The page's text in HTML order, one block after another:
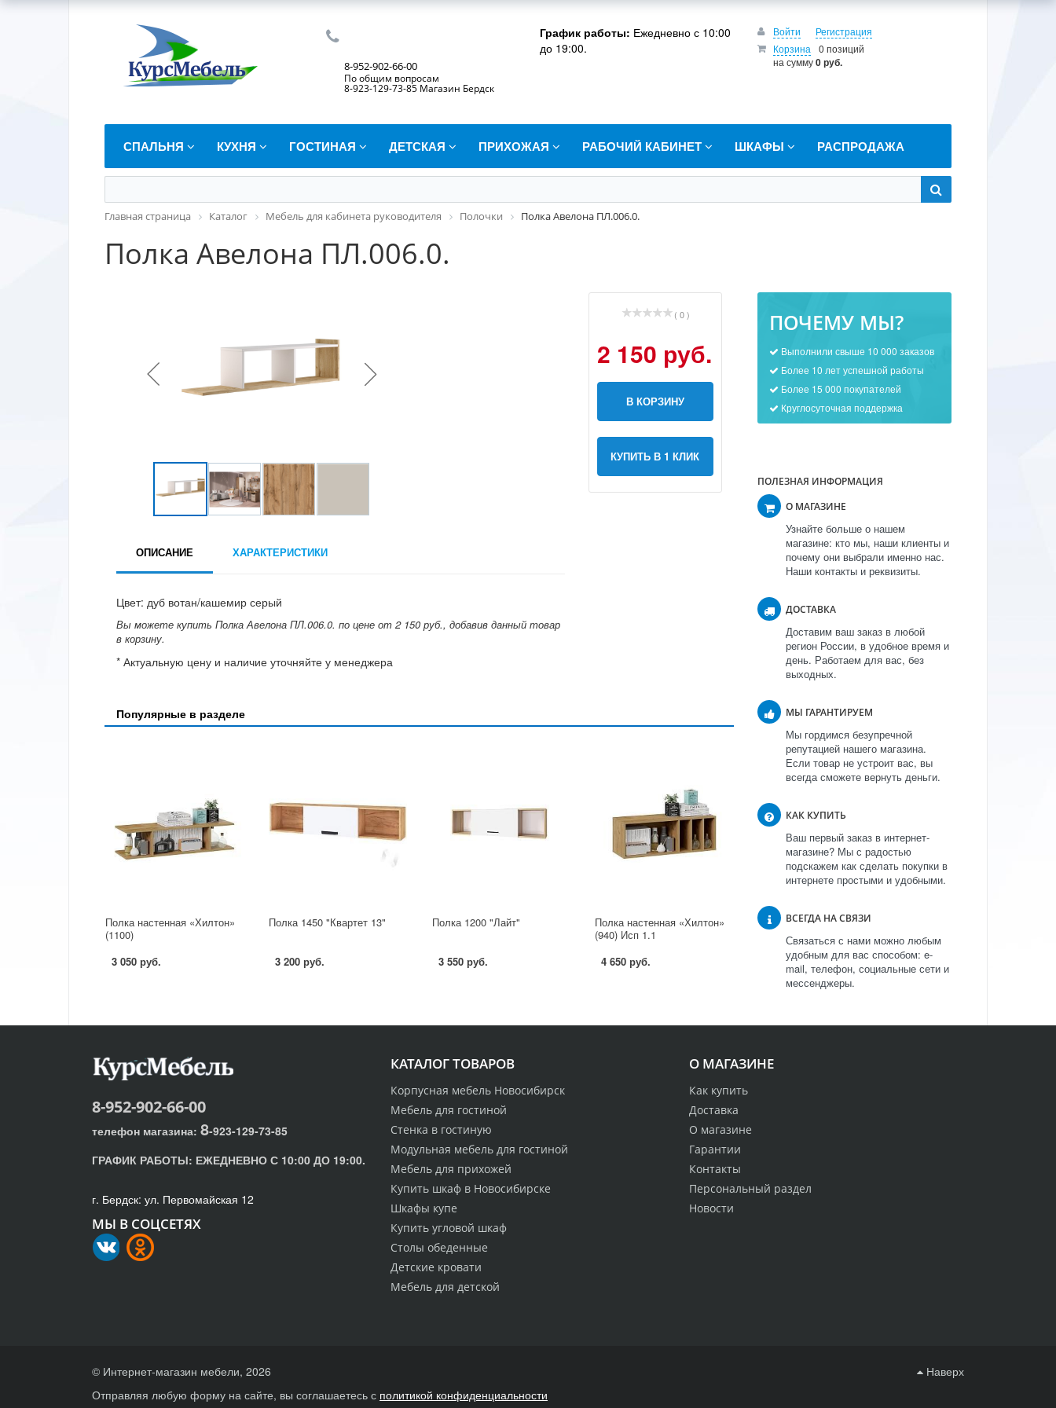
8-952-902-66-00
По общим вопросам
8-923-129-73-85 Магазин Бердск
График работы: Ежедневно с 10:00
до 19:00.
Войти
Регистрация
Корзина
0 позиций
на сумму0 руб.
СПАЛЬНЯ КУХНЯ ГОСТИНАЯ ДЕТСКАЯ ПРИХОЖАЯ РАБОЧИЙ КАБИНЕТ ШКАФЫ РАСПРОДАЖА
Главная страница Каталог Мебель для кабинета руководителя Полочки Полка Авелона ПЛ.006.0.
Полка Авелона ПЛ.006.0.
( 0 )
2 150 руб.
В КОРЗИНУ
КУПИТЬ В 1 КЛИК
ОПИСАНИЕ ХАРАКТЕРИСТИКИ
Цвет: дуб вотан/кашемир серый
Вы можете купить Полка Авелона ПЛ.006.0. по цене от 2 150 руб., добавив данный товар
в корзину.
* Актуальную цену и наличие уточняйте у менеджера
Популярные в разделе
Полка настенная «Хилтон»
(1100)
3 050 руб.
Полка 1450 "Квартет 13"
3 200 руб.
Полка 1200 "Лайт"
3 550 руб.
Полка настенная «Хилтон»
(940) Исп 1.1
4 650 руб.
ПОЧЕМУ МЫ?
Выполнили свыше 10 000 заказов
Более 10 лет успешной работы
Более 15 000 покупателей
Круглосуточная поддержка
ПОЛЕЗНАЯ ИНФОРМАЦИЯ
О МАГАЗИНЕ
Узнайте больше о нашем
магазине: кто мы, наши клиенты и
почему они выбрали именно нас.
Наши контакты и реквизиты.
ДОСТАВКА
Доставим ваш заказ в любой
регион России, в удобное время и
день. Работаем для вас, без
выходных.
МЫ ГАРАНТИРУЕМ
Мы гордимся безупречной
репутацией нашего магазина.
Если товар не устроит вас, вы
всегда сможете вернуть деньги.
КАК КУПИТЬ
Ваш первый заказ в интернет-
магазине? Мы с радостью
подскажем как сделать покупки в
интернете простыми и удобными.
ВСЕГДА НА СВЯЗИ
Связаться с нами можно любым
удобным для вас способом: e-
mail, телефон, социальные сети и
мессенджеры.
О МАГАЗИНЕ
Как купить
Доставка
О магазине
Гарантии
Контакты
Персональный раздел
Новости
КАТАЛОГ ТОВАРОВ
Корпусная мебель Новосибирск
Мебель для гостиной
Стенка в гостиную
Модульная мебель для гостиной
Мебель для прихожей
Купить шкаф в Новосибирске
Шкафы купе
Купить угловой шкаф
Столы обеденные
Детские кровати
Мебель для детской
8-952-902-66-00
телефон магазина: 8-923-129-73-85
ГРАФИК РАБОТЫ: ЕЖЕДНЕВНО С 10:00 ДО 19:00.
г. Бердск: ул. Первомайская 12
МЫ В СОЦСЕТЯХ
© Интернет-магазин мебели, 2026
Наверх
Отправляя любую форму на сайте, вы соглашаетесь с политикой конфиденциальности